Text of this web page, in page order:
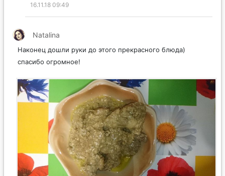
16.11.18 09:49
Natalina
Наконец дошли руки до этого прекрасного блюда)
спасибо огромное!